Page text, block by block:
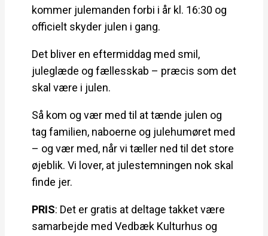
kommer julemanden forbi i år kl. 16:30 og
officielt skyder julen i gang.
Det bliver en eftermiddag med smil,
juleglæde og fællesskab – præcis som det
skal være i julen.
Så kom og vær med til at tænde julen og
tag familien, naboerne og julehumøret med
– og vær med, når vi tæller ned til det store
øjeblik. Vi lover, at julestemningen nok skal
finde jer.
PRIS: Det er gratis at deltage takket være
samarbejde med Vedbæk Kulturhus og